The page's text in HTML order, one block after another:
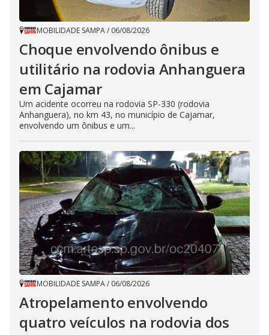
MOBILIDADE SAMPA/ 06/08/2026
Choque envolvendo ônibus e
utilitário na rodovia Anhanguera
em Cajamar
Um acidente ocorreu na rodovia SP-330 (rodovia
Anhanguera), no km 43, no município de Cajamar,
envolvendo um ônibus e um...
MOBILIDADE SAMPA/ 06/08/2026
Atropelamento envolvendo
quatro veículos na rodovia dos